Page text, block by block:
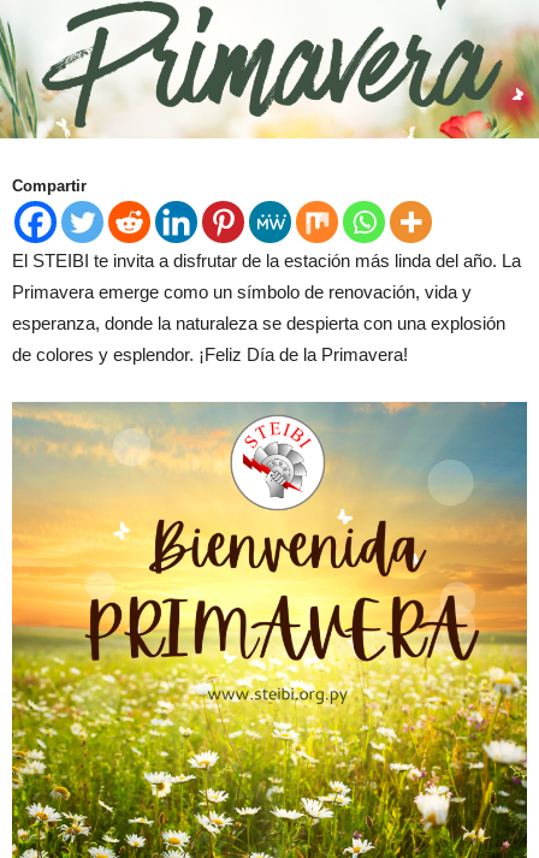
Compartir
El STEIBI te invita a disfrutar de la estación más linda del año. La
Primavera emerge como un símbolo de renovación, vida y
esperanza, donde la naturaleza se despierta con una explosión
de colores y esplendor. ¡Feliz Día de la Primavera!